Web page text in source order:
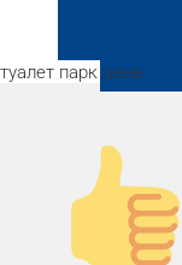
туалет парк цена
Палец
вверх!